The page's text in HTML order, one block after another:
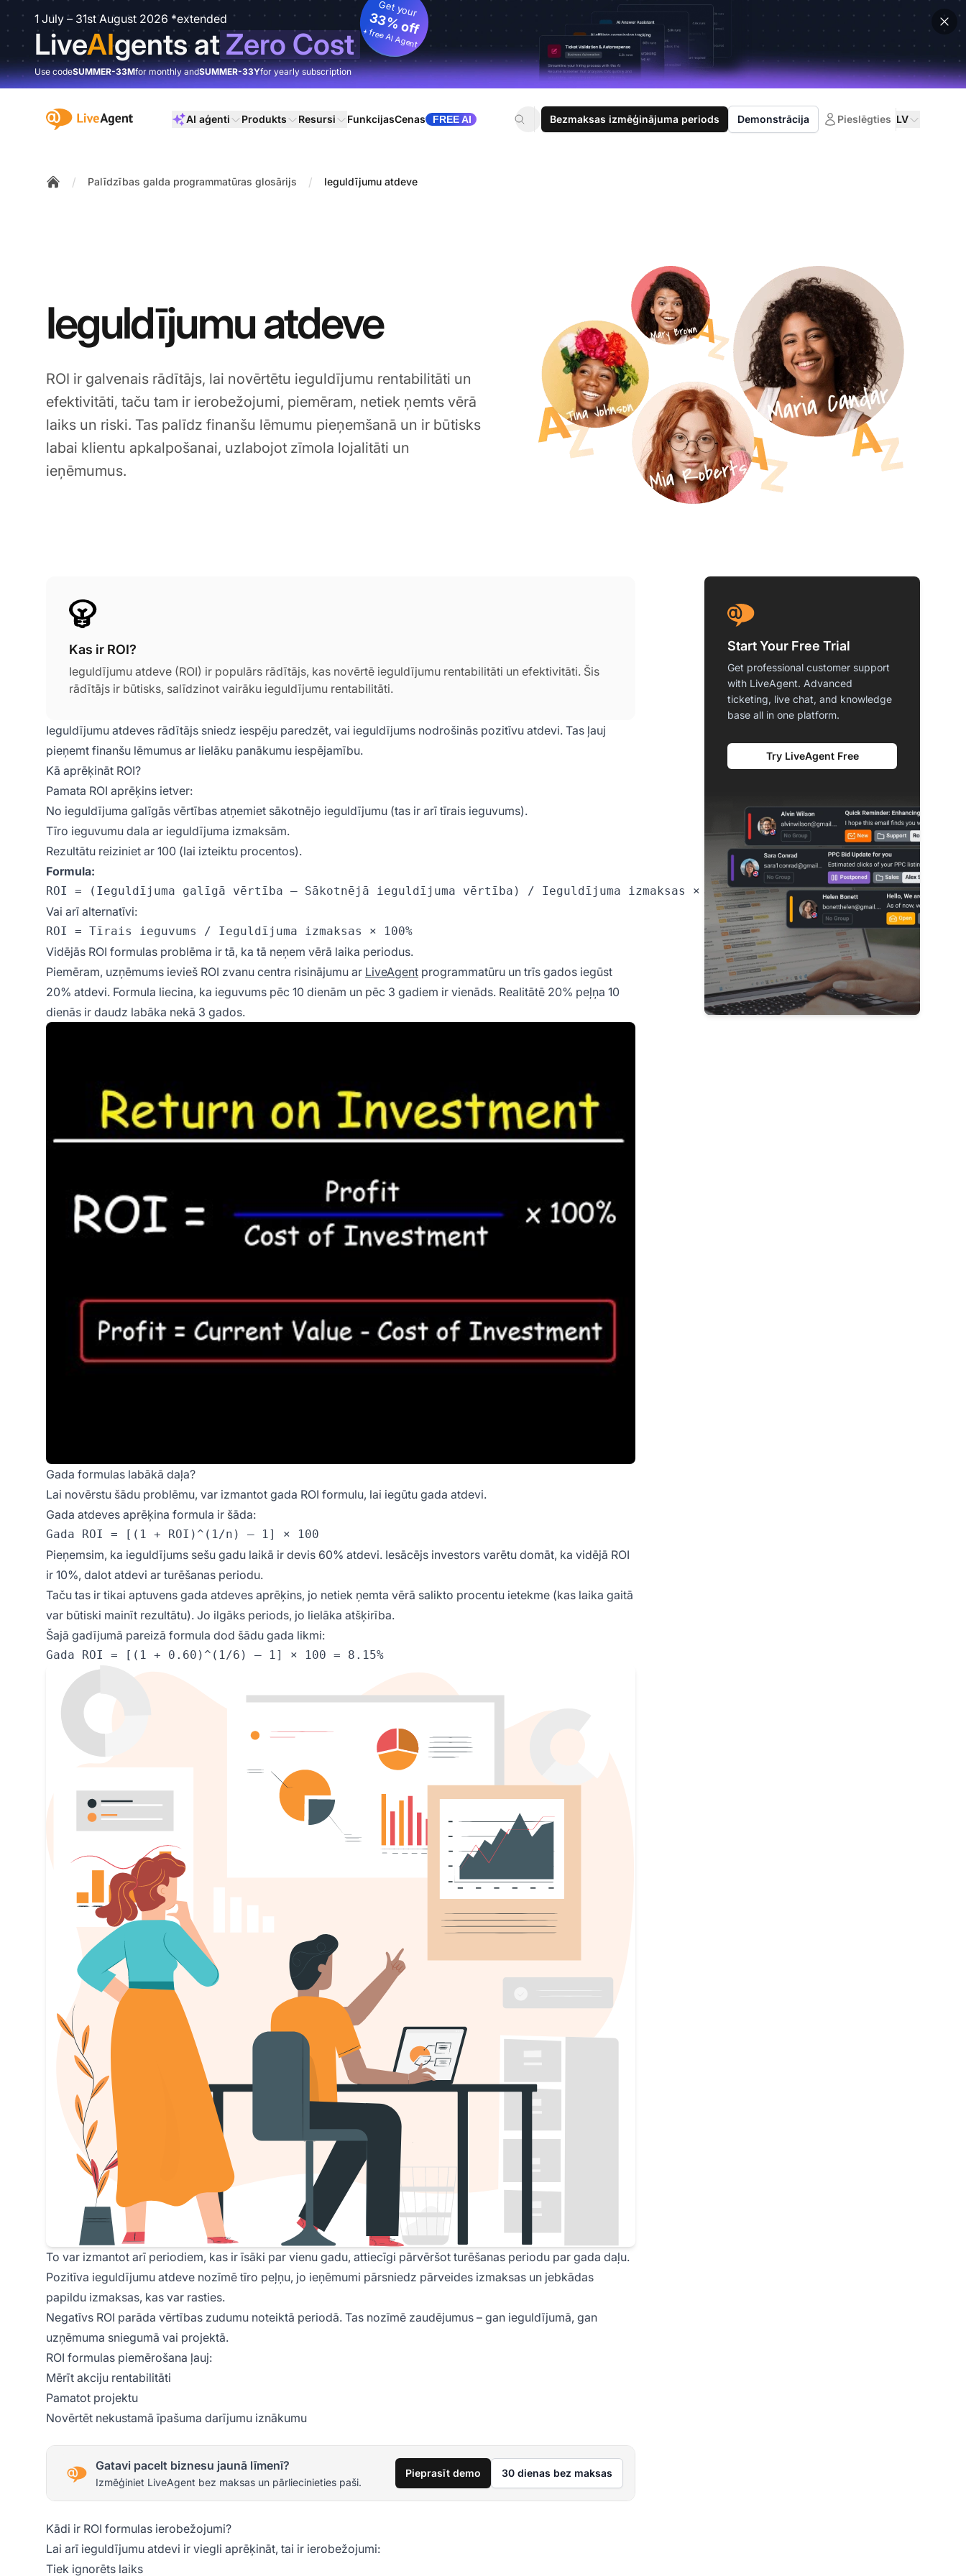
1 July – 31st August 2026 *extended
LiveAIgents atZero Cost
Get your
33% off
+ free AI Agent
Use codeSUMMER-33Mfor monthly andSUMMER-33Yfor yearly subscription
:site.title AI aģenti Produkts Resursi FunkcijasCenas FREE AI Bezmaksas izmēģinājuma periods Demonstrācija Pieslēgties LV
/ Palīdzības galda programmatūras glosārijs / Ieguldījumu atdeve
Ieguldījumu atdeve
ROI ir galvenais rādītājs, lai novērtētu ieguldījumu rentabilitāti un
efektivitāti, taču tam ir ierobežojumi, piemēram, netiek ņemts vērā
laiks un riski. Tas palīdz finanšu lēmumu pieņemšanā un ir būtisks
labai klientu apkalpošanai, uzlabojot zīmola lojalitāti un
ieņēmumus.
Kas ir ROI?
Ieguldījumu atdeve (ROI) ir populārs rādītājs, kas novērtē ieguldījumu rentabilitāti un efektivitāti. Šis
rādītājs ir būtisks, salīdzinot vairāku ieguldījumu rentabilitāti.
Ieguldījumu atdeves rādītājs sniedz iespēju paredzēt, vai ieguldījums nodrošinās pozitīvu atdevi. Tas ļauj
pieņemt finanšu lēmumus ar lielāku panākumu iespējamību.
Kā aprēķināt ROI?
Pamata ROI aprēķins ietver:
No ieguldījuma galīgās vērtības atņemiet sākotnējo ieguldījumu (tas ir arī tīrais ieguvums).
Tīro ieguvumu dala ar ieguldījuma izmaksām.
Rezultātu reiziniet ar 100 (lai izteiktu procentos).
Formula:
Vai arī alternatīvi:
Vidējās ROI formulas problēma ir tā, ka tā neņem vērā laika periodus.
Piemēram, uzņēmums ievieš ROI zvanu centra risinājumu ar LiveAgent programmatūru un trīs gados iegūst
20% atdevi. Formula liecina, ka ieguvums pēc 10 dienām un pēc 3 gadiem ir vienāds. Realitātē 20% peļņa 10
dienās ir daudz labāka nekā 3 gados.
Gada formulas labākā daļa?
Lai novērstu šādu problēmu, var izmantot gada ROI formulu, lai iegūtu gada atdevi.
Gada atdeves aprēķina formula ir šāda:
Pieņemsim, ka ieguldījums sešu gadu laikā ir devis 60% atdevi. Iesācējs investors varētu domāt, ka vidējā ROI
ir 10%, dalot atdevi ar turēšanas periodu.
Taču tas ir tikai aptuvens gada atdeves aprēķins, jo netiek ņemta vērā salikto procentu ietekme (kas laika gaitā
var būtiski mainīt rezultātu). Jo ilgāks periods, jo lielāka atšķirība.
Šajā gadījumā pareizā formula dod šādu gada likmi:
To var izmantot arī periodiem, kas ir īsāki par vienu gadu, attiecīgi pārvēršot turēšanas periodu par gada daļu.
Pozitīva ieguldījumu atdeve nozīmē tīro peļņu, jo ieņēmumi pārsniedz pārveides izmaksas un jebkādas
papildu izmaksas, kas var rasties.
Negatīvs ROI parāda vērtības zudumu noteiktā periodā. Tas nozīmē zaudējumus – gan ieguldījumā, gan
uzņēmuma sniegumā vai projektā.
ROI formulas piemērošana ļauj:
Mērīt akciju rentabilitāti
Pamatot projektu
Novērtēt nekustamā īpašuma darījumu iznākumu
Gatavi pacelt biznesu jaunā līmenī?
Izmēģiniet LiveAgent bez maksas un pārliecinieties paši.
Pieprasīt demo 30 dienas bez maksas
Kādi ir ROI formulas ierobežojumi?
Lai arī ieguldījumu atdevi ir viegli aprēķināt, tai ir ierobežojumi:
Tiek ignorēts laiks
Start Your Free Trial
Get professional customer support
with LiveAgent. Advanced
ticketing, live chat, and knowledge
base all in one platform.
Try LiveAgent Free